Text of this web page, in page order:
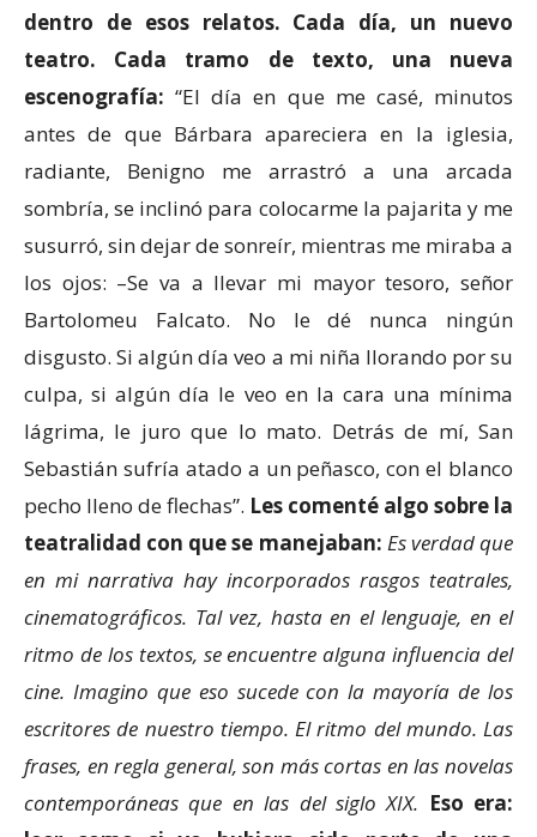
dentro de esos relatos. Cada día, un nuevo
teatro. Cada tramo de texto, una nueva
escenografía:“El día en que me casé, minutos
antes de que Bárbara apareciera en la iglesia,
radiante, Benigno me arrastró a una arcada
sombría, se inclinó para colocarme la pajarita y me
susurró, sin dejar de sonreír, mientras me miraba a
los ojos: –Se va a llevar mi mayor tesoro, señor
Bartolomeu Falcato. No le dé nunca ningún
disgusto. Si algún día veo a mi niña llorando por su
culpa, si algún día le veo en la cara una mínima
lágrima, le juro que lo mato. Detrás de mí, San
Sebastián sufría atado a un peñasco, con el blanco
pecho lleno de flechas”. Les comenté algo sobre la
teatralidad con que se manejaban: Es verdad que
en mi narrativa hay incorporados rasgos teatrales,
cinematográficos. Tal vez, hasta en el lenguaje, en el
ritmo de los textos, se encuentre alguna influencia del
cine. Imagino que eso sucede con la mayoría de los
escritores de nuestro tiempo. El ritmo del mundo. Las
frases, en regla general, son más cortas en las novelas
contemporáneas que en las del siglo XIX. Eso era: